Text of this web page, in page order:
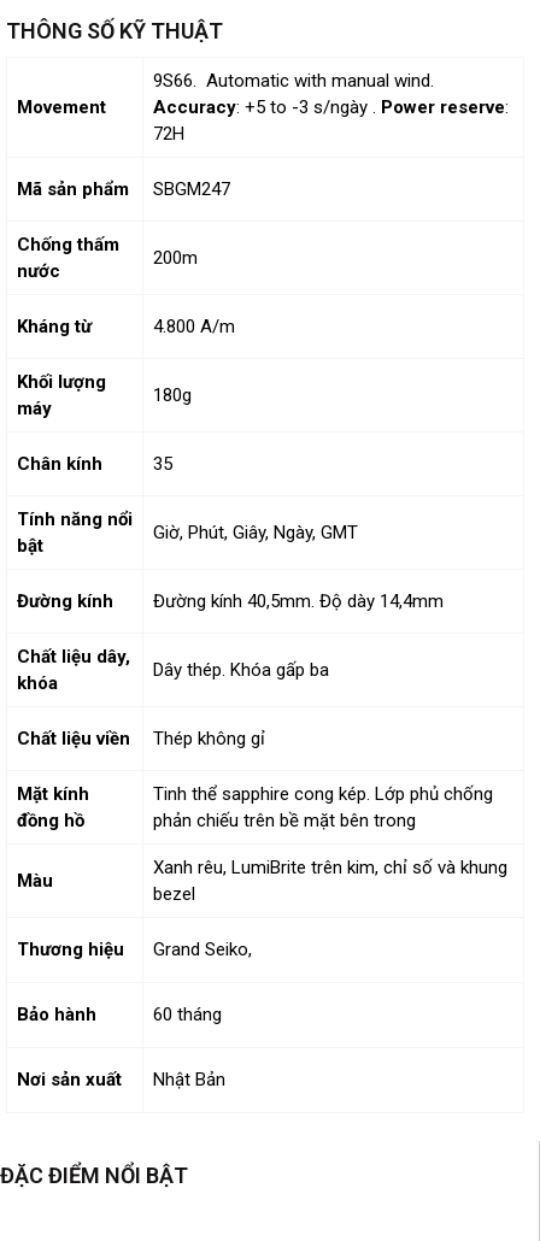
ĐẶC ĐIỂM NỔI BẬT
THÔNG SỐ KỸ THUẬT
Movement
9S66. Automatic with manual wind.
Accuracy: +5 to -3 s/ngày . Power reserve:
72H
Mã sản phẩm SBGM247
Chống thấm
nước
200m
Kháng từ 4.800 A/m
Khối lượng
máy
180g
Chân kính 35
Tính năng nổi
bật
Giờ, Phút, Giây, Ngày, GMT
Đường kính Đường kính 40,5mm. Độ dày 14,4mm
Chất liệu dây,
khóa
Dây thép. Khóa gấp ba
Chất liệu viền Thép không gỉ
Mặt kính
đồng hồ
Tinh thể sapphire cong kép. Lớp phủ chống
phản chiếu trên bề mặt bên trong
Màu
Xanh rêu, LumiBrite trên kim, chỉ số và khung
bezel
Thương hiệu Grand Seiko,
Bảo hành 60 tháng
Nơi sản xuất Nhật Bản